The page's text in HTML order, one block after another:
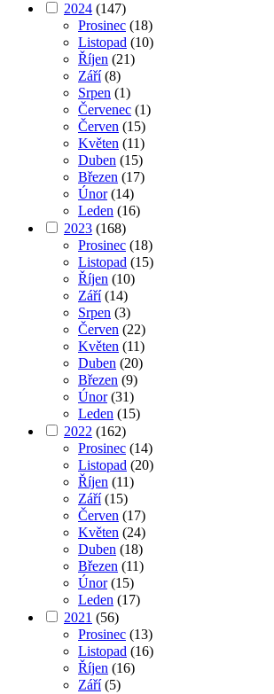
2024 (147)
Prosinec (18)
Listopad (10)
Říjen (21)
Září(8)
Srpen (1)
Červenec (1)
Červen (15)
Květen (11)
Duben (15)
Březen (17)
Únor(14)
Leden (16)
2023 (168)
Prosinec (18)
Listopad (15)
Říjen (10)
Září(14)
Srpen (3)
Červen (22)
Květen (11)
Duben (20)
Březen (9)
Únor(31)
Leden (15)
2022 (162)
Prosinec (14)
Listopad (20)
Říjen (11)
Září(15)
Červen (17)
Květen (24)
Duben (18)
Březen (11)
Únor(15)
Leden (17)
2021 (56)
Prosinec (13)
Listopad (16)
Říjen (16)
Září(5)